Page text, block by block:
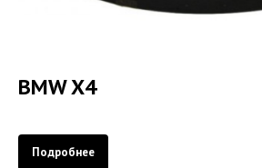
BMW X4
Подробнее